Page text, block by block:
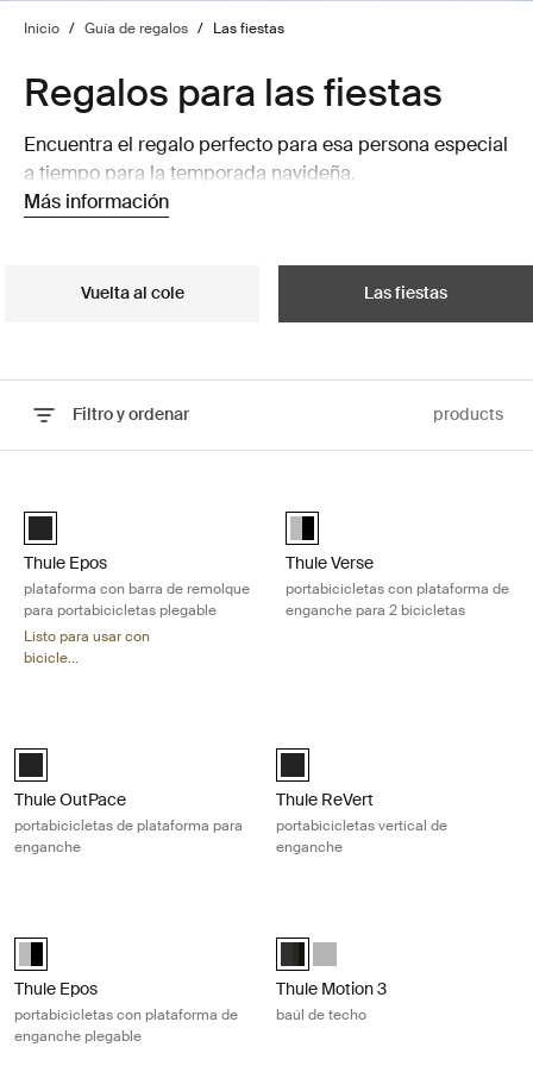
Inicio / Guía de regalos / Las fiestas
Regalos para las fiestas
Encuentra el regalo perfecto para esa persona especial
a tiempo para la temporada navideña.
Más información
Vuelta al cole Las fiestas
Filtro y ordenar products
Black (selected)
Thule Epos
plataforma con barra de remolque
para portabicicletas plegable
Listo para usar con
bicicle...
Alu-Black (selected)
Thule Verse
portabicicletas con plataforma de
enganche para 2 bicicletas
Black (selected)
Thule OutPace
portabicicletas de plataforma para
enganche
Black (selected)
Thule ReVert
portabicicletas vertical de
enganche
Alu-Black (selected)
Thule Epos
portabicicletas con plataforma de
enganche plegable
Thule Motion 3 XL Black Glossy
Thule Motion 3 XL Titan
Thule Motion 3
baúl de techo